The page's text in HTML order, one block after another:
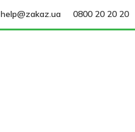
help@zakaz.ua 0800 20 20 20